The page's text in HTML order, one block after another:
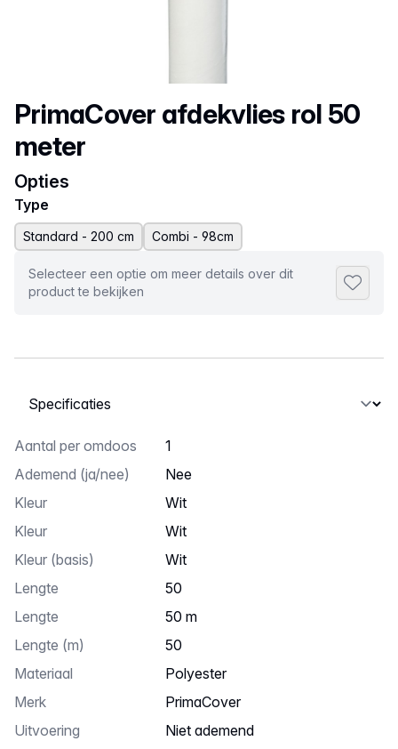
Productnaam
PrimaCover afdekvlies rol 50
meter
Opties
Type
Standard - 200 cm Combi - 98cm
Selecteer een optie om meer details over dit
product te bekijken
Selecteer een tabblad
Aantal per omdoos
1
ademend (ja/nee)
nee
kleur
wit
Kleur
wit
kleur (basis)
wit
lengte
50
Lengte
50 m
Lengte (m)
50
Materiaal
polyester
Merk
PrimaCover
uitvoering
niet ademend